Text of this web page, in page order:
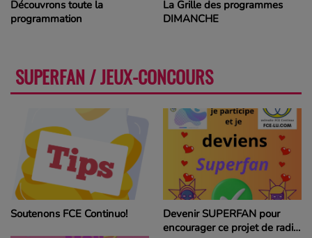
Découvrons toute la
programmation
La Grille des programmes
DIMANCHE
SUPERFAN / JEUX-CONCOURS
Soutenons FCE Continuo!
Devenir SUPERFAN pour
encourager ce projet de radio